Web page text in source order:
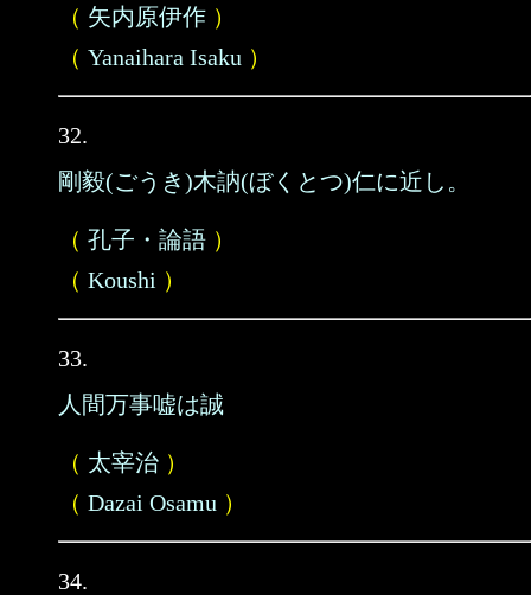
（ 矢内原伊作 ）
（ Yanaihara Isaku ）
32.
剛毅(ごうき)木訥(ぼくとつ)仁に近し。
（ 孔子・論語 ）
（ Koushi ）
33.
人間万事嘘は誠
（ 太宰治 ）
（ Dazai Osamu ）
34.